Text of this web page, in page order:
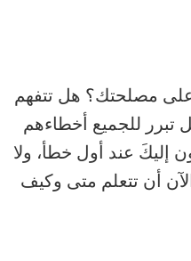
مصلحتك؟ هل تتفهم
تبرر للجميع أخطاءهم
إليكَ عند أول خطأ، ولا
أن تتعلم متى وكيف